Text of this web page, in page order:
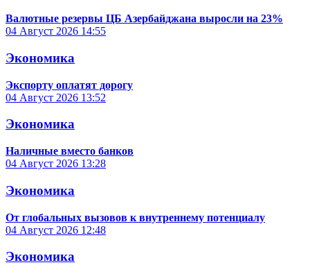
Валютные резервы ЦБ Азербайджана выросли на 23%
04 Август 2026 14:55
Экономика
Экспорту оплатят дорогу
04 Август 2026 13:52
Экономика
Наличные вместо банков
04 Август 2026 13:28
Экономика
От глобальных вызовов к внутреннему потенциалу
04 Август 2026 12:48
Экономика